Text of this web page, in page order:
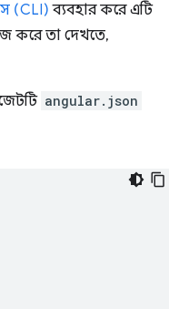
(CLI)ব্যবহার করে এটি
করে তা দেখতে,
angular.json